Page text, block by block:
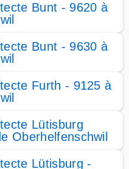
Bunt - 9620 à
Bunt - 9630 à
Furth - 9125 à
Lütisburg
Oberhelfenschwil
Lütisburg -